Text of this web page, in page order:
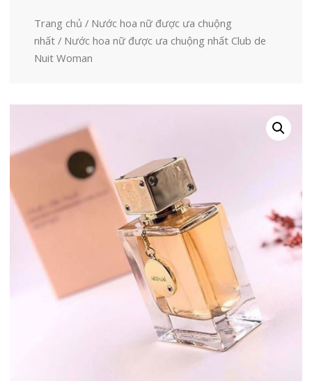
Trang chủ / Nước hoa nữ được ưa chuộng
nhất/ Nước hoa nữ được ưa chuộng nhất Club de
Nuit Woman